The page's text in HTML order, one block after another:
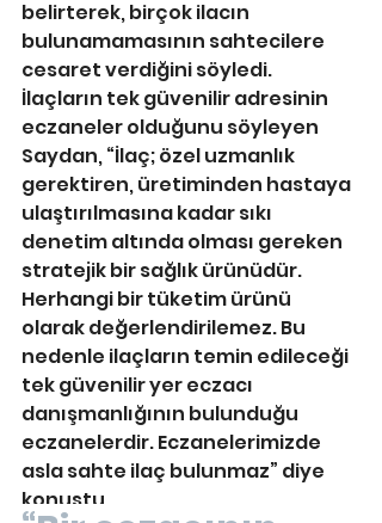
belirterek, birçok ilacın
bulunamamasının sahtecilere
cesaret verdiğini söyledi.
İlaçların tek güvenilir adresinin
eczaneler olduğunu söyleyen
Saydan, “İlaç; özel uzmanlık
gerektiren, üretiminden hastaya
ulaştırılmasına kadar sıkı
denetim altında olması gereken
stratejik bir sağlık ürünüdür.
Herhangi bir tüketim ürünü
olarak değerlendirilemez. Bu
nedenle ilaçların temin edileceği
tek güvenilir yer eczacı
danışmanlığının bulunduğu
eczanelerdir. Eczanelerimizde
asla sahte ilaç bulunmaz” diye
konuştu.